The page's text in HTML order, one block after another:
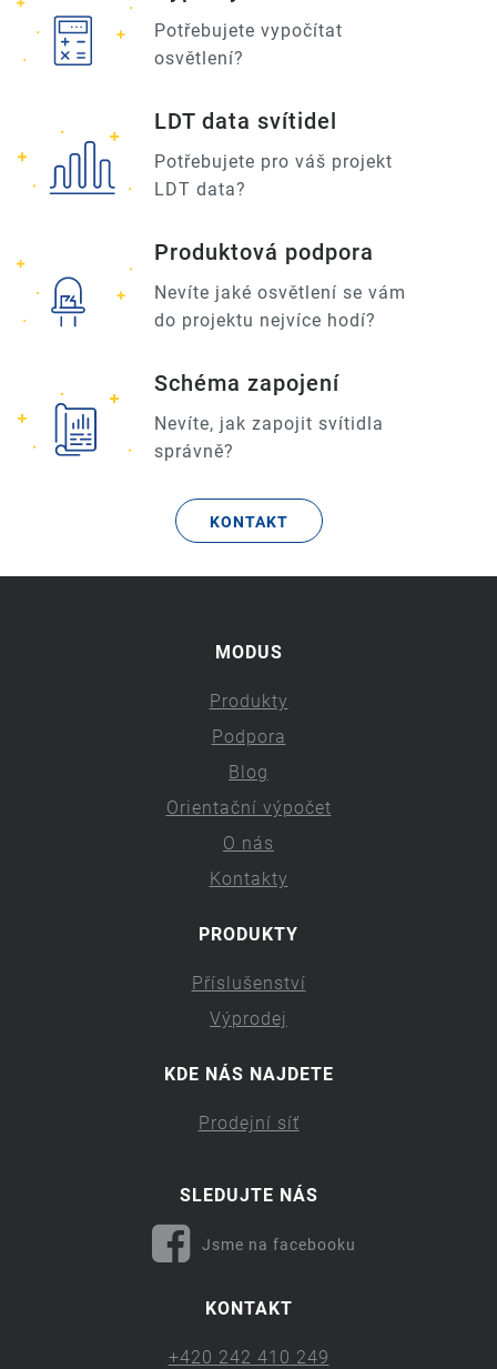
Potřebujete vypočítat
osvětlení?
LDT data svítidel
Potřebujete pro váš projekt
LDT data?
Produktová podpora
Nevíte jaké osvětlení se vám
do projektu nejvíce hodí?
Schéma zapojení
Nevíte, jak zapojit svítidla
správně?
KONTAKT
MODUS
Produkty
Podpora
Blog
Orientační výpočet
O nás
Kontakty
PRODUKTY
Příslušenství
Výprodej
KDE NÁS NAJDETE
Prodejní síť
SLEDUJTE NÁS
Jsme na facebooku
KONTAKT
+420 242 410 249